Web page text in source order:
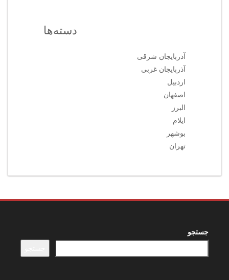
دسته‌ها
آذربایجان شرقی
آذربایجان غربی
اردبیل
اصفهان
البرز
ایلام
بوشهر
تهران
جستجو